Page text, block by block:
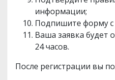
информации;
Подпишите форму
Ваша заявка будет
24 часов.
После регистрации вы